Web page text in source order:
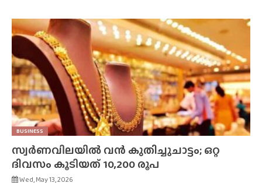
BUSINESS
സ്വർണവിലയിൽ വൻ കുതിച്ചുചാട്ടം; ഒറ്റ
ദിവസം കൂടിയത് 10,200 രൂപ
Wed, May 13, 2026